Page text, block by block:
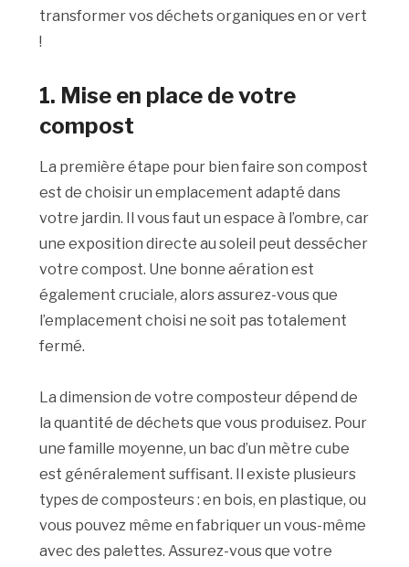
transformer vos déchets organiques en or vert
!
1. Mise en place de votre
compost
La première étape pour bien faire son compost
est de choisir un emplacement adapté dans
votre jardin. Il vous faut un espace à l’ombre, car
une exposition directe au soleil peut dessécher
votre compost. Une bonne aération est
également cruciale, alors assurez-vous que
l’emplacement choisi ne soit pas totalement
fermé.
La dimension de votre composteur dépend de
la quantité de déchets que vous produisez. Pour
une famille moyenne, un bac d’un mètre cube
est généralement suffisant. Il existe plusieurs
types de composteurs : en bois, en plastique, ou
vous pouvez même en fabriquer un vous-même
avec des palettes. Assurez-vous que votre